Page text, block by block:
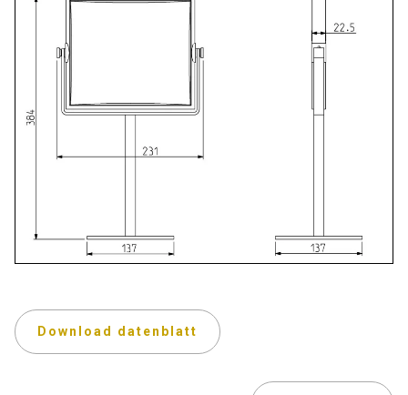
Download datenblatt